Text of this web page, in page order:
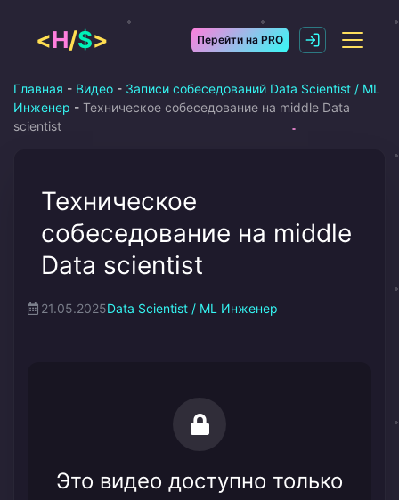
содержимому
<H/$> Перейти на PRO
Главная - Видео - Записи собеседований Data Scientist / ML
Инженер - Техническое собеседование на middle Data
scientist
Техническое
собеседование на middle
Data scientist
21.05.2025Data Scientist / ML Инженер
Это видео доступно только